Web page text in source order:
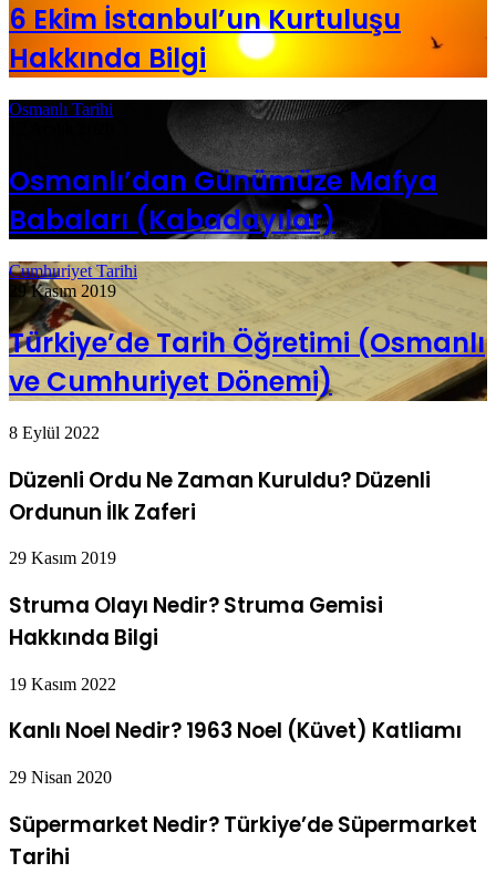
6 Ekim İstanbul’un Kurtuluşu
Hakkında Bilgi
Osmanlı Tarihi
Osmanlı’dan Günümüze Mafya
Babaları (Kabadayılar)
Cumhuriyet Tarihi
29 Kasım 2019
Türkiye’de Tarih Öğretimi (Osmanlı
ve Cumhuriyet Dönemi)
8 Eylül 2022
Düzenli Ordu Ne Zaman Kuruldu? Düzenli
Ordunun İlk Zaferi
29 Kasım 2019
Struma Olayı Nedir? Struma Gemisi
Hakkında Bilgi
19 Kasım 2022
Kanlı Noel Nedir? 1963 Noel (Küvet) Katliamı
29 Nisan 2020
Süpermarket Nedir? Türkiye’de Süpermarket
Tarihi